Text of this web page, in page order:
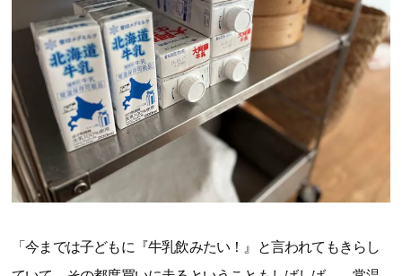
「今までは子どもに『牛乳飲みたい！』と言われてもきらし